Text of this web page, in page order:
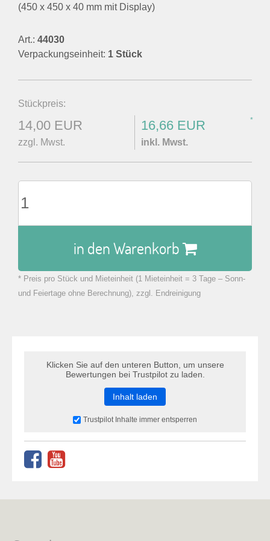
(450 x 450 x 40 mm mit Display)
Art.: 44030
Verpackungseinheit: 1 Stück
Stückpreis:
14,00 EUR
zzgl. Mwst.
16,66 EUR *
inkl. Mwst.
in den Warenkorb
zu Warenkorb hinzugefügt.
* Preis pro Stück und Mieteinheit (1 Mieteinheit = 3 Tage – Sonn-
und Feiertage ohne Berechnung), zzgl. Endreinigung
Klicken Sie auf den unteren Button, um unsere
Bewertungen bei Trustpilot zu laden.
Inhalt laden
Trustpilot Inhalte immer entsperren